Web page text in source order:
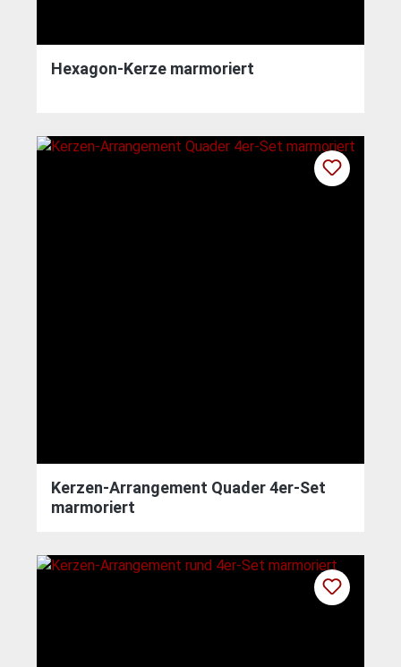
Hexagon-Kerze marmoriert
Kerzen-Arrangement Quader 4er-Set
marmoriert